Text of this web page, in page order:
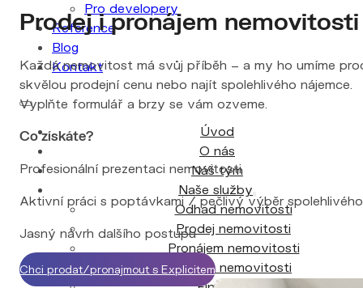
Pro developery
Reference
Blog
Kontakt
Úvod
O nás
Náš tým
Naše služby
Odhad nemovitosti
Prodej nemovitosti
Pronájem nemovitosti
Výkup nemovitosti
Prodej i pronájem
Každá nemovitost má svůj příběh – a my ho umíme
skvělou prodejní cenu nebo najít spolehlivého nájemce.
Vyplňte formulář a brzy se vám ozveme.
Co získáte?
Profesionální prezentaci nemovitosti
Aktivní práci s poptávkami / pečlivý výběr spolehlivého
Jasný návrh dalšího postupu
Chci prodat/pronajmout s Explicitem